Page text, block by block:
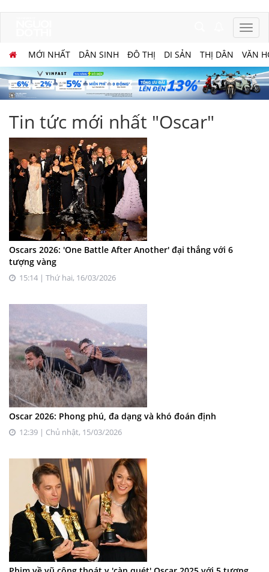
MỚI NHẤT DÂN SINH ĐÔ THỊ DI SẢN THỊ DÂN VĂN
Tin tức mới nhất "Oscar"
Oscars 2026: 'One Battle After Another' đại thắng với 6
tượng vàng
15:14 | Thứ hai, 16/03/2026
Oscar 2026: Phong phú, đa dạng và khó đoán định
12:39 | Chủ nhật, 15/03/2026